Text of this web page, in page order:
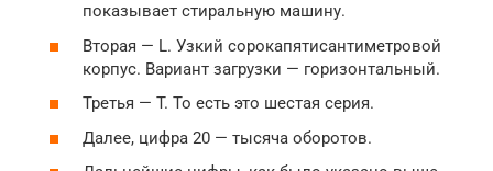
показывает стиральную машину.
Вторая — L. Узкий сорокапятисантиметровой
корпус. Вариант загрузки — горизонтальный.
Третья — T. То есть это шестая серия.
Далее, цифра 20 — тысяча оборотов.